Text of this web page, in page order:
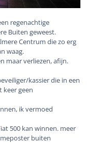
regenachtige
Buiten geweest.
Centrum die zo erg
waag.
maar verliezen, afijn.
kassier die in een
keer geen
ik vermoed
500 kan winnen. meer
buiten